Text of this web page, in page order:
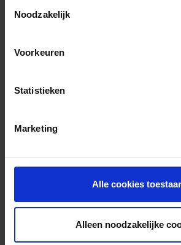
Noodzakelijk
Voorkeuren
Statistieken
Marketing
Alle cookies
Alleen noodzakelijke